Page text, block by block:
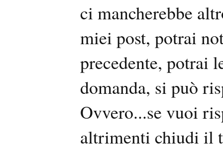
ci mancherebbe
miei post, potrai
precedente, potrai
domanda, si può
Ovvero...se vuoi
altrimenti chiudi il